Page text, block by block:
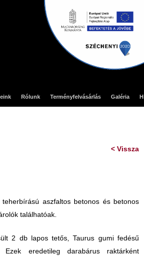
Rólunk Terményfelvásárlás Galéria
< Vissza
aszfaltos betonos és betonos
találhatóak.
2 db lapos tetős, Taurus gumi fedésű
Ezek eredetileg darabárus raktárként